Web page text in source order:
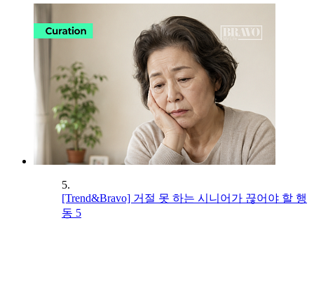
5.
[Trend&Bravo] 거절 못 하는 시니어가 끊어야 할 행
동 5